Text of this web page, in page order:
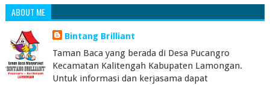
ABOUT ME
Bintang Brilliant
Taman Baca yang berada di Desa Pucangro
Kecamatan Kalitengah Kabupaten Lamongan.
Untuk informasi dan kerjasama dapat